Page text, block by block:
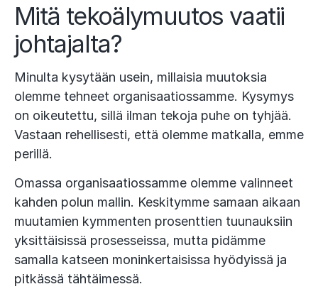
Mitä tekoälymuutos vaatii
johtajalta?
Minulta kysytään usein, millaisia muutoksia
olemme tehneet organisaatiossamme. Kysymys
on oikeutettu, sillä ilman tekoja puhe on tyhjää.
Vastaan rehellisesti, että olemme matkalla, emme
perillä.
Omassa organisaatiossamme olemme valinneet
kahden polun mallin. Keskitymme samaan aikaan
muutamien kymmenten prosenttien tuunauksiin
yksittäisissä prosesseissa, mutta pidämme
samalla katseen moninkertaisissa hyödyissä ja
pitkässä tähtäimessä.